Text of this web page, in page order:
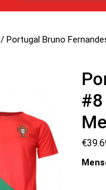
/ Portugal Bruno
#8
€